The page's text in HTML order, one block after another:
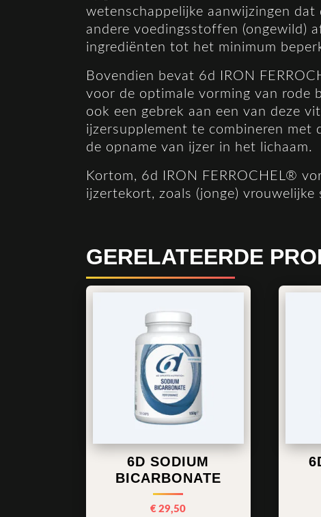
wetenschappelijke aanwijzingen
andere voedingsstoffen (ongewild)
ingrediënten tot het minimum
Bovendien bevat 6d IRON
voor de optimale vorming van rode
ook een gebrek aan een van deze
ijzersupplement te combineren met
de opname van ijzer in het lichaam.
Kortom, 6d IRON FERROCHEL®
ijzertekort, zoals (jonge)
GERELATEERDE
6D SODIUM
BICARBONATE
€ 29,50